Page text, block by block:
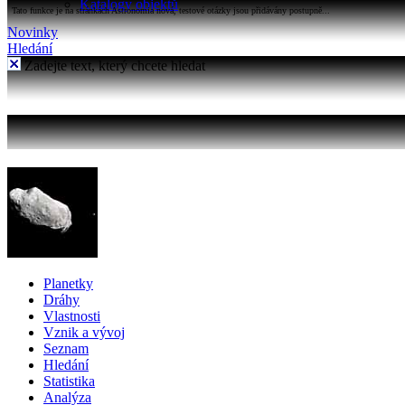
Katalogy objektů
Tato funkce je na stránkách Astronomia nová, testové otázky jsou přidávány postupně...
Novinky
Hledání
Zadejte text, který chcete hledat
Planetky
Dráhy
Vlastnosti
Vznik a vývoj
Seznam
Hledání
Statistika
Analýza